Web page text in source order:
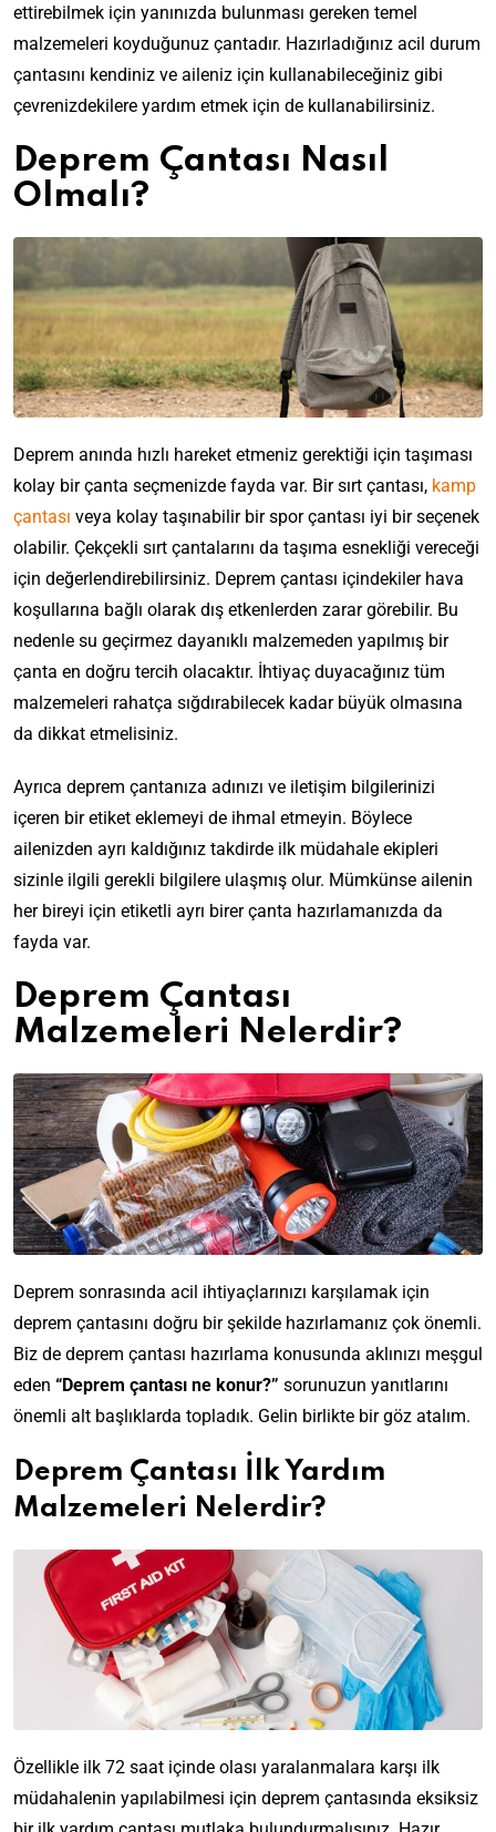
ettirebilmek için yanınızda bulunması gereken temel
malzemeleri koyduğunuz çantadır. Hazırladığınız acil durum
çantasını kendiniz ve aileniz için kullanabileceğiniz gibi
çevrenizdekilere yardım etmek için de kullanabilirsiniz.
Deprem Çantası Nasıl
Olmalı?
Deprem anında hızlı hareket etmeniz gerektiği için taşıması
kolay bir çanta seçmenizde fayda var. Bir sırt çantası, kamp
çantası veya kolay taşınabilir bir spor çantası iyi bir seçenek
olabilir. Çekçekli sırt çantalarını da taşıma esnekliği vereceği
için değerlendirebilirsiniz. Deprem çantası içindekiler hava
koşullarına bağlı olarak dış etkenlerden zarar görebilir. Bu
nedenle su geçirmez dayanıklı malzemeden yapılmış bir
çanta en doğru tercih olacaktır. İhtiyaç duyacağınız tüm
malzemeleri rahatça sığdırabilecek kadar büyük olmasına
da dikkat etmelisiniz.
Ayrıca deprem çantanıza adınızı ve iletişim bilgilerinizi
içeren bir etiket eklemeyi de ihmal etmeyin. Böylece
ailenizden ayrı kaldığınız takdirde ilk müdahale ekipleri
sizinle ilgili gerekli bilgilere ulaşmış olur. Mümkünse ailenin
her bireyi için etiketli ayrı birer çanta hazırlamanızda da
fayda var.
Deprem Çantası
Malzemeleri Nelerdir?
Deprem sonrasında acil ihtiyaçlarınızı karşılamak için
deprem çantasını doğru bir şekilde hazırlamanız çok önemli.
Biz de deprem çantası hazırlama konusunda aklınızı meşgul
eden “Deprem çantası ne konur?” sorunuzun yanıtlarını
önemli alt başlıklarda topladık. Gelin birlikte bir göz atalım.
Deprem Çantası İlk Yardım
Malzemeleri Nelerdir?
Özellikle ilk 72 saat içinde olası yaralanmalara karşı ilk
müdahalenin yapılabilmesi için deprem çantasında eksiksiz